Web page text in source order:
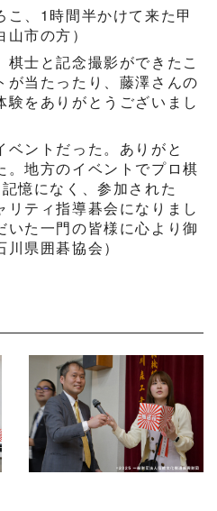
こ、1時間半かけて来た甲
山市の方）
士と記念撮影ができたこ
が当たったり、藤澤さんの
験をありがとうございまし
ベントだった。ありがと
。地方のイベントでプロ棋
憶になく、参加された
リティ指導碁会になりまし
いた一門の皆様に心より御
県囲碁協会）